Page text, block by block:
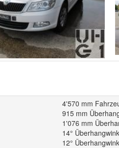
4'570 mm
915 mm
1'076 mm
14°
12°